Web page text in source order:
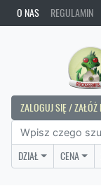
O NAS REGULAMIN
ZALOGUJ SIĘ / ZAŁÓŻ
DZIAŁ CENA